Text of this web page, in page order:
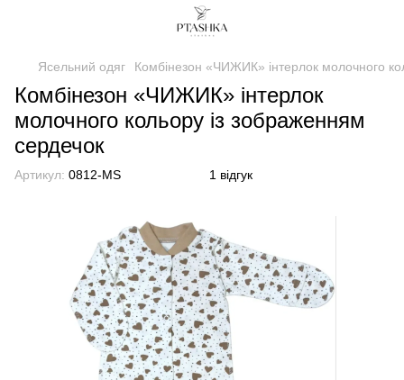
Ясельний одяг Комбінезон «ЧИЖИК» інтерлок молочного
Комбінезон «ЧИЖИК» інтерлок
молочного кольору із зображенням
сердечок
Артикул: 0812-MS 1 відгук